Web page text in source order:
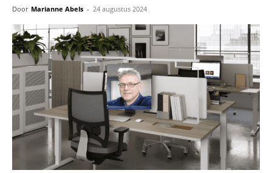
Door Marianne Abels - 24 augustus 2024